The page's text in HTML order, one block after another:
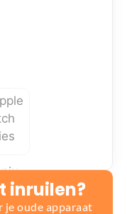
inruilen?
je oude apparaat